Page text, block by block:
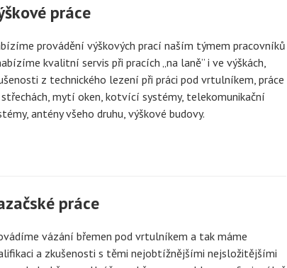
práce
provádění výškových prací naším týmem pracovníků
kvalitní servis při pracích „na laně” i ve výškách,
z technického lezení při práci pod vrtulníkem, práce
mytí oken, kotvící systémy, telekomunikační
antény všeho druhu, výškové budovy.
práce
vázání břemen pod vrtulníkem a tak máme
a zkušenosti s těmi nejobtížnějšími nejsložitějšími